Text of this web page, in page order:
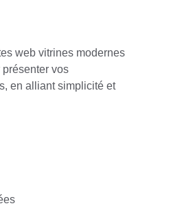
web vitrines modernes
vos
en alliant simplicité et